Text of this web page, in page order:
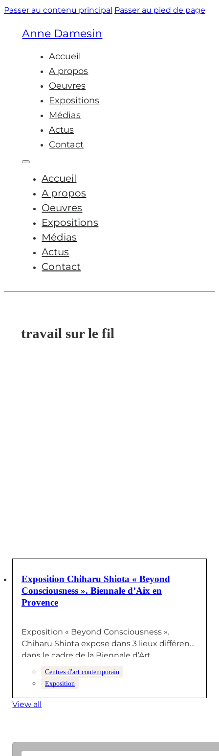
Passer au contenu principal Passer au pied de page
Anne Damesin
Accueil
A propos
Oeuvres
Expositions
Médias
Actus
Contact
Accueil
A propos
Oeuvres
Expositions
Médias
Actus
Contact
travail sur le fil
23 AOÛT 2024
Exposition Chiharu Shiota « Beyond
Consciousness ». Biennale d’Aix en
Provence
Exposition « Beyond Consciousness ».
Chiharu Shiota expose dans 3 lieux différents
dans le cadre de la Biennale d’Art
Centres d'art contemporain
Exposition
View all